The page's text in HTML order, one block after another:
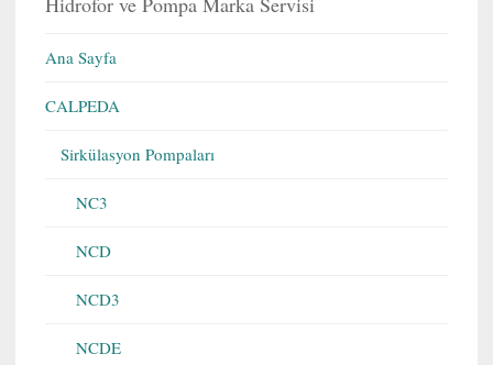
Ana Sayfa
CALPEDA
Sirkülasyon Pompaları
NC3
NCD
NCD3
NCDE